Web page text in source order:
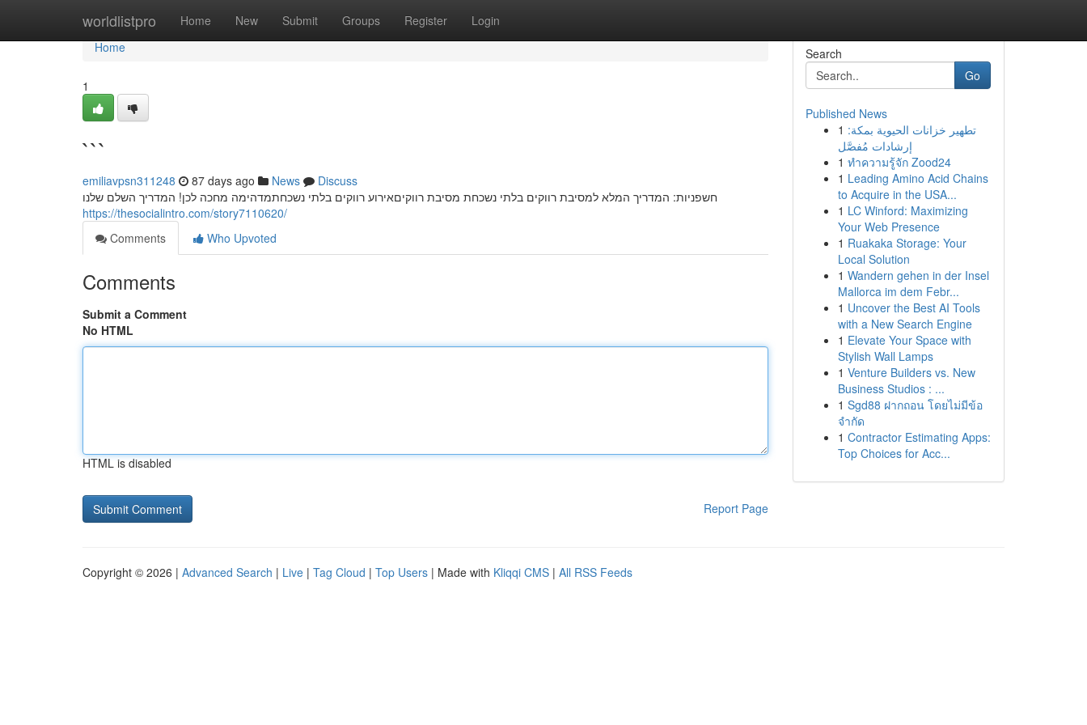
worldlistpro Home New Submit Groups Register Login
Home
Home
1
```
emiliavpsn311248 87 days ago News
Discuss
חשפניות: המדריך המלא למסיבת רווקים בלתי נשכחת מסיבת רווקיםאירוע רווקים בלתי נשכחתמדהימה מחכה לכן! המדריך השלם שלנו
https://thesocialintro.com/story7110620/
Comments
Who Upvoted
Comments
Submit a Comment
No HTML
HTML is disabled
Report Page
Search
Go
Published News
1 تطهير خزانات الحيوية بمكة:
إرشادات مُفصَّل
1 ทำความรู้จัก Zood24
1 Leading Amino Acid Chains
to Acquire in the USA...
1 LC Winford: Maximizing
Your Web Presence
1 Ruakaka Storage: Your
Local Solution
1 Wandern gehen in der Insel
Mallorca im dem Febr...
1 Uncover the Best AI Tools
with a New Search Engine
1 Elevate Your Space with
Stylish Wall Lamps
1 Venture Builders vs. New
Business Studios : ...
1 Sgd88 ฝากถอน โดยไม่มีข้อ
จำกัด
1 Contractor Estimating Apps:
Top Choices for Acc...
Copyright © 2026 | Advanced Search | Live | Tag Cloud | Top Users | Made with Kliqqi CMS | All RSS Feeds